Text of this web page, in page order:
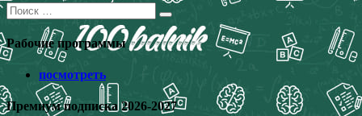
Поиск
для:
Рабочие программы
посмотреть
Премиум подписка 2026-2027